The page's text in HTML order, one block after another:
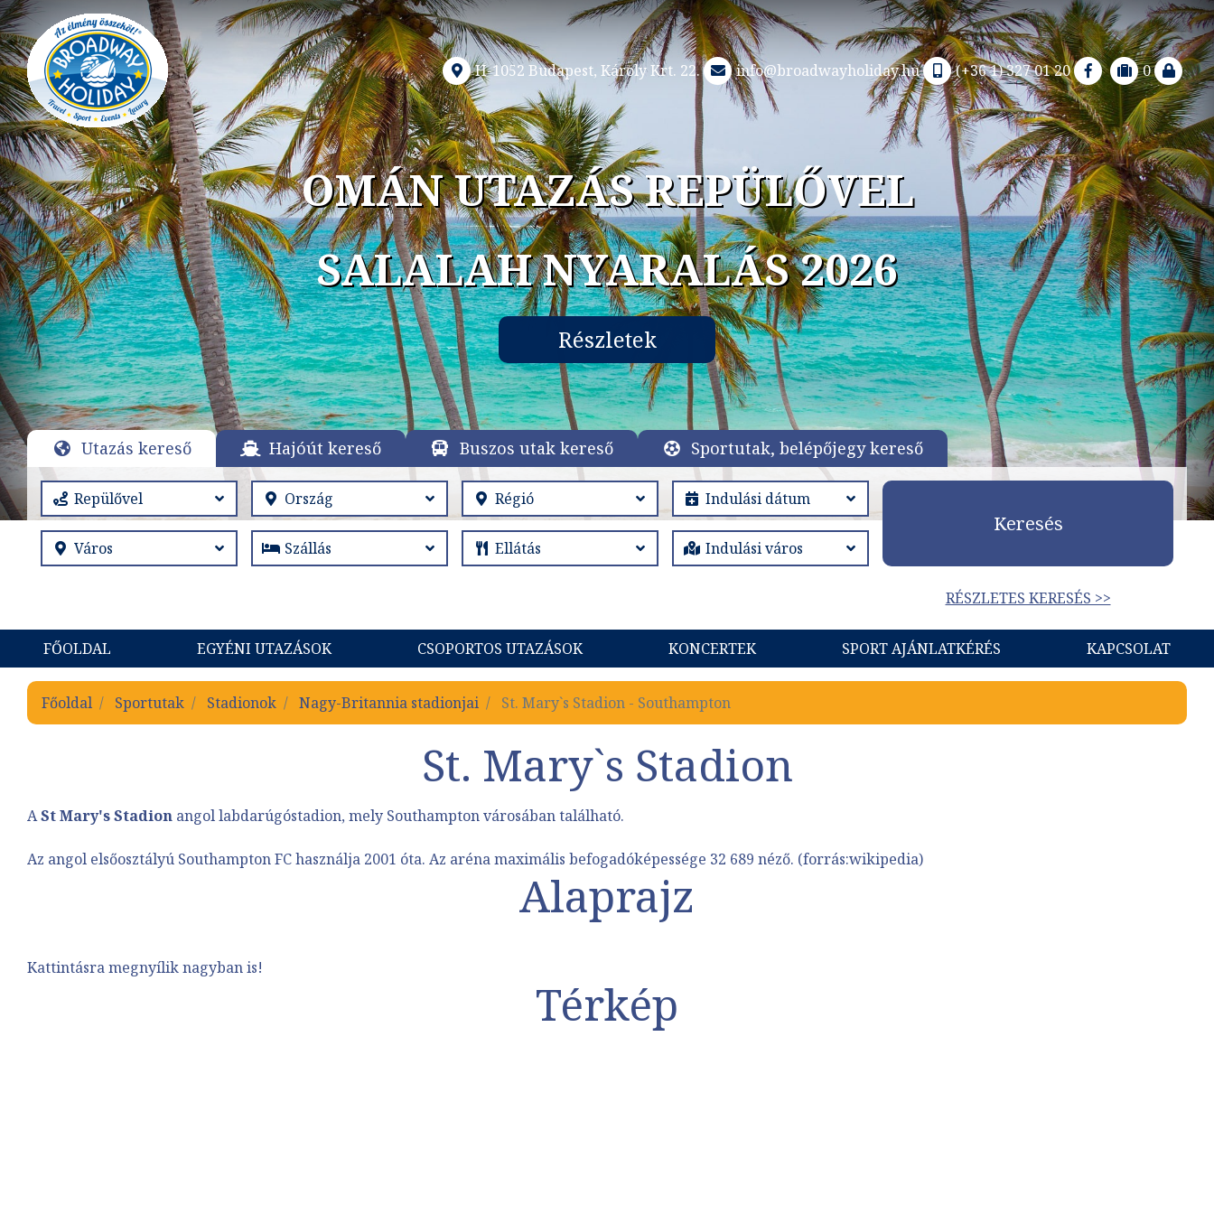
H-1052 Budapest, Károly Krt. 22. info@broadwayholiday.hu (+36 1) 327 01 20 0
OMÁN UTAZÁS REPÜLŐVEL
SALALAH NYARALÁS 2026
Részletek
Utazás kereső Hajóút kereső Buszos utak kereső Sportutak, belépőjegy kereső
Keresés
RÉSZLETES KERESÉS >>
FŐOLDAL EGYÉNI UTAZÁSOK CSOPORTOS UTAZÁSOK KONCERTEK SPORT AJÁNLATKÉRÉS KAPCSOLAT
Főoldal Sportutak Stadionok Nagy-Britannia stadionjai St. Mary`s Stadion - Southampton
St. Mary`s Stadion
ASt Mary's Stadion angol labdarúgóstadion, mely Southampton városában található.
Az angol elsőosztályú Southampton FChasználja 2001 óta. Az aréna maximális befogadóképessége 32 689 néző. (forrás:wikipedia)
Alaprajz
Kattintásra megnyílik nagyban is!
Térkép